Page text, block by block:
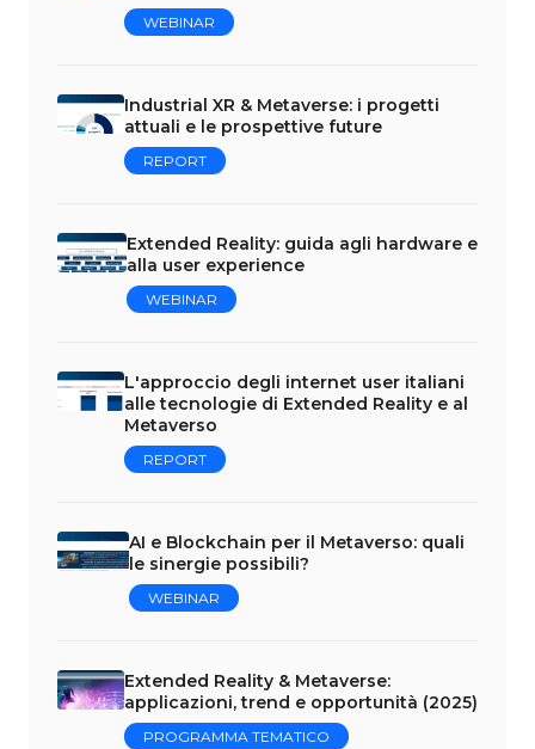
WEBINAR
Industrial XR & Metaverse: i progetti
attuali e le prospettive future
REPORT
Extended Reality: guida agli hardware e
alla user experience
WEBINAR
L'approccio degli internet user italiani
alle tecnologie di Extended Reality e al
Metaverso
REPORT
AI e Blockchain per il Metaverso: quali
le sinergie possibili?
WEBINAR
Extended Reality & Metaverse:
applicazioni, trend e opportunità (2025)
PROGRAMMA TEMATICO